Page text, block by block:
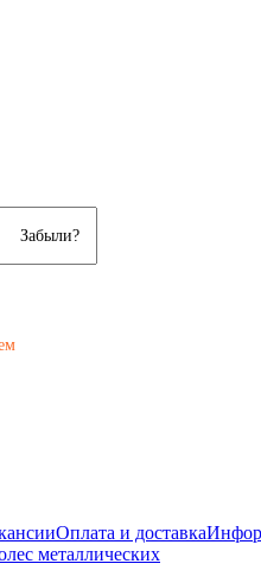
Забыли?
Оплата и доставка
металлических